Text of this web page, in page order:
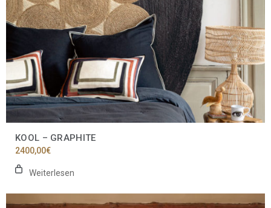
KOOL – GRAPHITE
2400,00€
Weiterlesen